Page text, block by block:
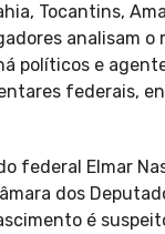
Tocantins,
analisam
políticos e
federais,
federal Elmar
dos
é